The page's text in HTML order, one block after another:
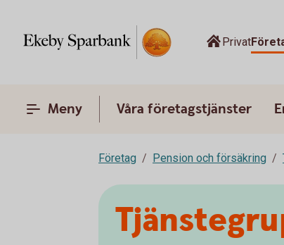
Privat
Meny Våra företagstjänster
Företag Pension och försäkring